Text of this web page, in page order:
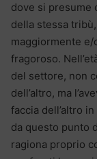
dove si presume
della stessa
maggiormente e/
fragoroso.
del settore, non
dell’altro, ma
faccia dell’altro
da questo punto
ragiona proprio